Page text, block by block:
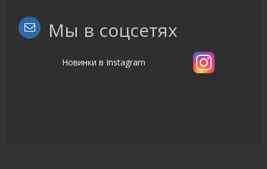
Мы в соцсетях
Новинки в Instagram